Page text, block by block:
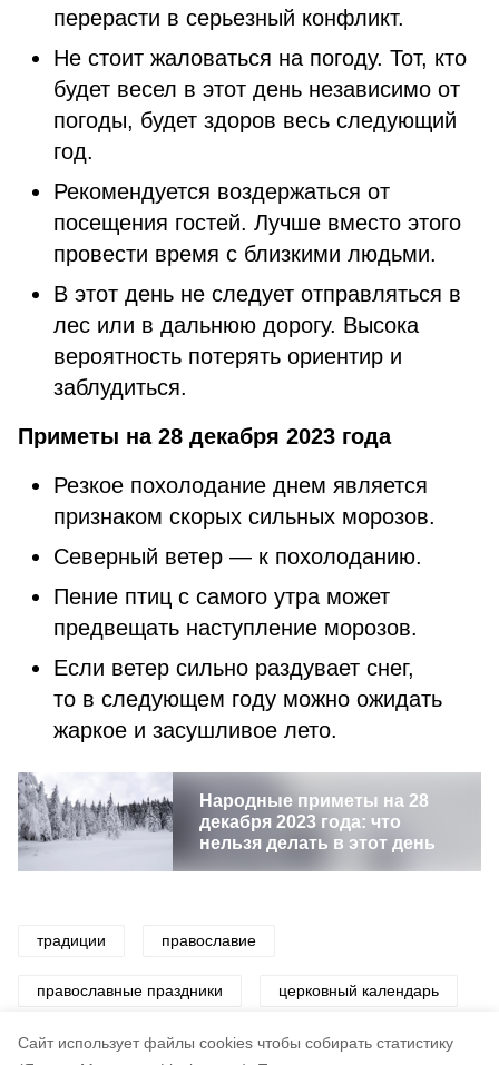
Cайт использует файлы cookies чтобы собирать статистику
перерасти в серьезный конфликт.
Не стоит жаловаться на погоду. Тот, кто
будет весел в этот день независимо от
погоды, будет здоров весь следующий
год.
Рекомендуется воздержаться от
посещения гостей. Лучше вместо этого
провести время с близкими людьми.
В этот день не следует отправляться в
лес или в дальнюю дорогу. Высока
вероятность потерять ориентир и
заблудиться.
Приметы на 28 декабря 2023 года
Резкое похолодание днем является
признаком скорых сильных морозов.
Северный ветер — к похолоданию.
Пение птиц с самого утра может
предвещать наступление морозов.
Если ветер сильно раздувает снег,
то в следующем году можно ожидать
жаркое и засушливое лето.
Народные приметы на 28
декабря 2023 года: что
нельзя делать в этот день
традиции православие
православные праздники церковный календарь
церковный праздник церковь